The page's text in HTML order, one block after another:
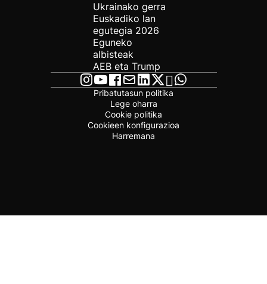
Ukrainako gerra
Euskadiko lan
egutegia 2026
Eguneko
albisteak
AEB eta Trump
Pribatutasun politika
Lege oharra
Cookie politika
Cookieen konfigurazioa
Harremana